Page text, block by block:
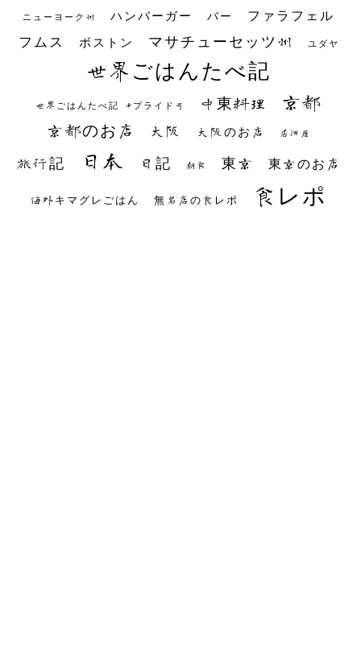
ニューヨーク州 ハンバーガー バー ファラフェル
フムス ボストン マサチューセッツ州 ユダヤ
世界ごはんたべ記
世界ごはんたべ記 #プライド号 中東料理 京都
京都のお店 大阪 大阪のお店 居酒屋
旅行記 日本 日記 朝食 東京 東京のお店
海外キマグレごはん 無名店の食レポ 食レポ